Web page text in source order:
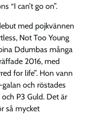
“I can’t go on”.
med pojkvännen
Not Too Young
Ddumbas många
2016, med
for life”. Hon vann
och röstades
P3 Guld. Det är
så mycket